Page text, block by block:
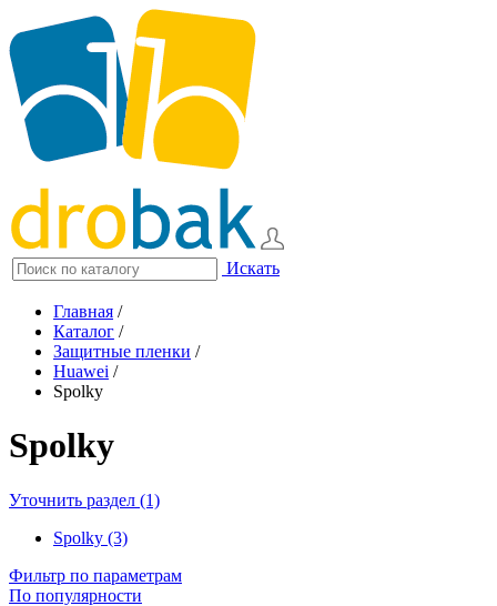
Искать
Главная /
Каталог /
Защитные пленки /
Huawei /
Spolky
Spolky
Уточнить раздел (1)
Spolky (3)
Фильтр по параметрам
По популярности